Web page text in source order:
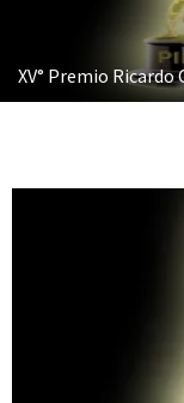
XV° Premio